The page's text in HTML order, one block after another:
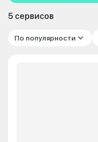
5 сервисов
По популярности